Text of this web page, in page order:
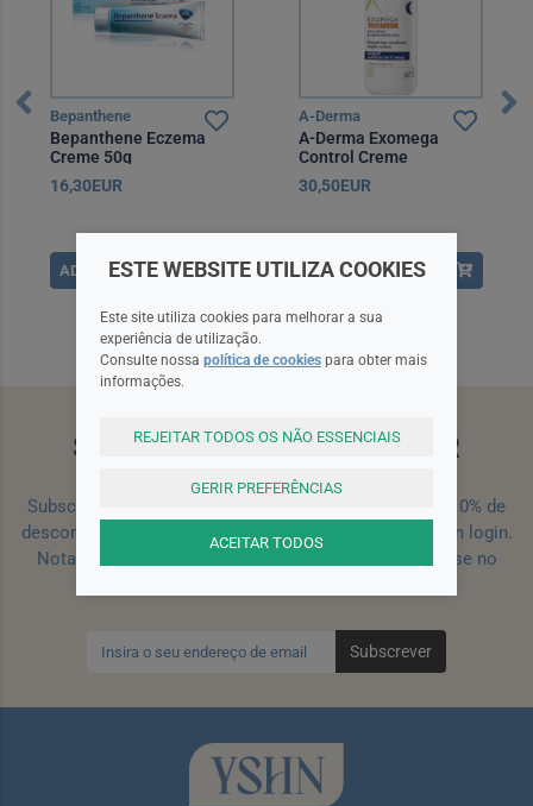
Bepanthene
Bepanthene Eczema
Creme 50g
16,30EUR
ADICIONAR
A-Derma
A-Derma Exomega
Control Creme
Emoliente Noite 400 ml
30,50EUR
ADICIONAR
SUBSCREVA A NEWSLETTER
Subscreva a nossa newsletter e receba um cupão de 10% de
desconto para a sua próxima encomenda efetuada com login.
Nota: Para receber o cupão deverá primeiro registar-se no
Subscrever
ESTE WEBSITE UTILIZA COOKIES
Este site utiliza cookies para melhorar a sua
experiência de utilização.
Consulte nossa política de cookies para obter mais
informações.
REJEITAR TODOS OS NÃO ESSENCIAIS
GERIR PREFERÊNCIAS
ACEITAR TODOS